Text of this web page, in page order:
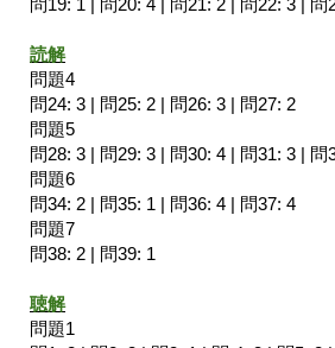
問19: 1 | 問20: 4 | 問21: 2 | 問22: 3 | 問
読解
問題4
問24: 3 | 問25: 2 | 問26: 3 | 問27: 2
問題5
問28: 3 | 問29: 3 | 問30: 4 | 問31: 3 | 問
問題6
問34: 2 | 問35: 1 | 問36: 4 | 問37: 4
問題7
問38: 2 | 問39: 1
聴解
問題1